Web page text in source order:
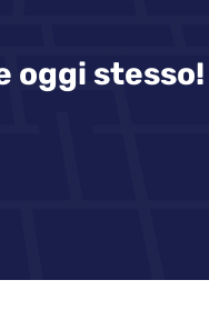
oggi stesso!